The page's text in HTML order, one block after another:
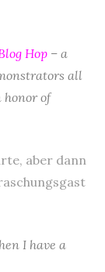
Hop – a
all
honor of
aber dann
I have a